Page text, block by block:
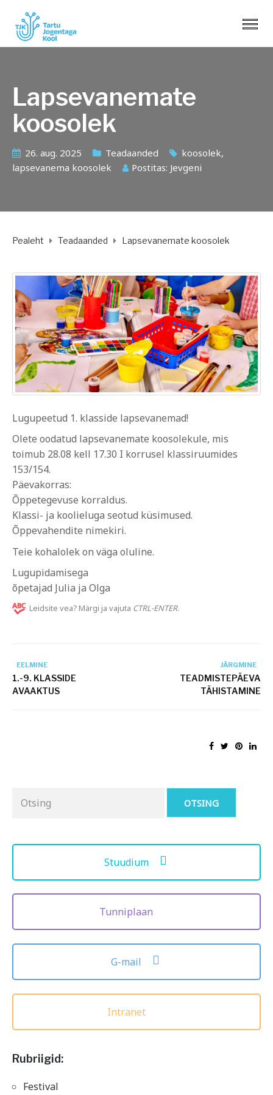
Lapsevanemate
koosolek
26. aug. 2025 Teadaanded koosolek,
lapsevanema koosolek
Postitas: Jevgeni
Pealeht Teadaanded Lapsevanemate koosolek
Lugupeetud 1. klasside lapsevanemad!
Olete oodatud lapsevanemate koosolekule, mis
toimub 28.08 kell 17.30 I korrusel klassiruumides
153/154.
Päevakorras:
Õppetegevuse korraldus.
Klassi- ja koolieluga seotud küsimused.
Õppevahendite nimekiri.
Teie kohalolek on väga oluline.
Lugupidamisega
õpetajad Julia ja Olga
Leidsite vea? Märgi ja vajuta CTRL-ENTER.
EELMINE
1.-9. KLASSIDE
AVAAKTUS
JÄRGMINE
TEADMISTEPÄEVA
TÄHISTAMINE
for:
Stuudium
Tunniplaan
G-mail
Intranet
Rubriigid:
Festival